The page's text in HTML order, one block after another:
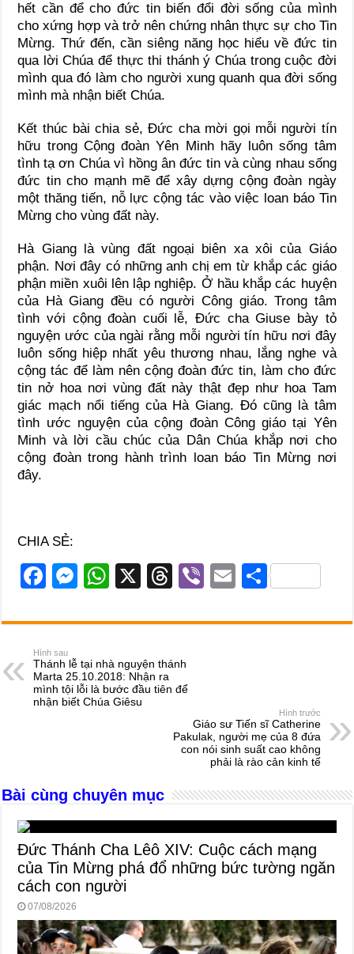
hết cần để cho đức tin biến đổi đời sống của mình
cho xứng hợp và trở nên chứng nhân thực sự cho Tin
Mừng. Thứ đến, cần siêng năng học hiểu về đức tin
qua lời Chúa để thực thi thánh ý Chúa trong cuộc đời
mình qua đó làm cho người xung quanh qua đời sống
mình mà nhận biết Chúa.
Kết thúc bài chia sẻ, Đức cha mời gọi mỗi người tín
hữu trong Cộng đoàn Yên Minh hãy luôn sống tâm
tình tạ ơn Chúa vì hồng ân đức tin và cùng nhau sống
đức tin cho mạnh mẽ để xây dựng cộng đoàn ngày
một thăng tiến, nỗ lực cộng tác vào việc loan báo Tin
Mừng cho vùng đất này.
Hà Giang là vùng đất ngoại biên xa xôi của Giáo
phận. Nơi đây có những anh chị em từ khắp các giáo
phận miền xuôi lên lập nghiệp. Ở hầu khắp các huyện
của Hà Giang đều có người Công giáo. Trong tâm
tình với cộng đoàn cuối lễ, Đức cha Giuse bày tỏ
nguyện ước của ngài rằng mỗi người tín hữu nơi đây
luôn sống hiệp nhất yêu thương nhau, lắng nghe và
cộng tác để làm nên cộng đoàn đức tin, làm cho đức
tin nở hoa nơi vùng đất này thật đẹp như hoa Tam
giác mạch nổi tiếng của Hà Giang. Đó cũng là tâm
tình ước nguyện của cộng đoàn Công giáo tại Yên
Minh và lời cầu chúc của Dân Chúa khắp nơi cho
cộng đoàn trong hành trình loan báo Tin Mừng nơi
đây.
CHIA SẺ:
F
c
e
b
o
M
ss
n
g
W
at
A
p
X
T
e
d
s
Vi
er
E
ail
S
ar
Hình sau
Thánh lễ tại nhà nguyện thánh
Marta 25.10.2018: Nhận ra
mình tội lỗi là bước đầu tiên để
nhận biết Chúa Giêsu
Hình trước
Giáo sư Tiến sĩ Catherine
Pakulak, người mẹ của 8 đứa
con nói sinh suất cao không
phải là rào cản kinh tế
Bài cùng chuyên mục
Đức Thánh Cha Lêô XIV: Cuộc cách mạng
của Tin Mừng phá đổ những bức tường ngăn
cách con người
07/08/2026